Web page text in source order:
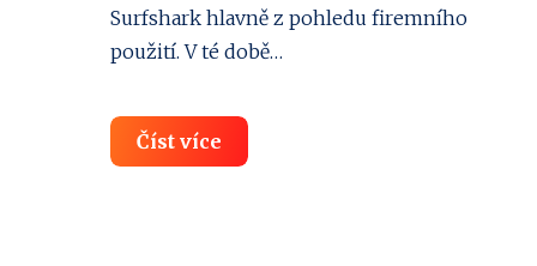
Surfshark hlavně z pohledu firemního
použití. V té době…
Číst více
VPN